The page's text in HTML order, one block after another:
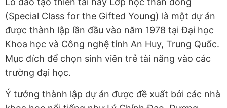
(Special Class for the Gifted Young) là một dự án
được thành lập lần đầu vào năm 1978 tại Đại học
Khoa học và Công nghệ tỉnh An Huy, Trung Quốc.
Mục đích để chọn sinh viên trẻ tài năng vào các
trường đại học.
Ý tưởng thành lập dự án được đề xuất bởi các nhà